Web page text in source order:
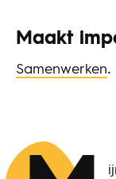
Maakt
Samenwerken.